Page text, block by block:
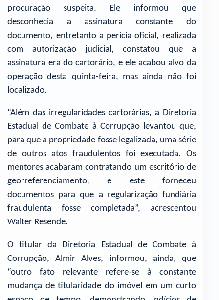
procuração suspeita. Ele informou que
desconhecia a assinatura constante do
documento, entretanto a perícia oficial, realizada
com autorização judicial, constatou que a
assinatura era do cartorário, e ele acabou alvo da
operação desta quinta-feira, mas ainda não foi
localizado.
“Além das irregularidades cartorárias, a Diretoria
Estadual de Combate à Corrupção levantou que,
para que a propriedade fosse legalizada, uma série
de outros atos fraudulentos foi executada. Os
mentores acabaram contratando um escritório de
georreferenciamento, e este forneceu
documentos para que a regularização fundiária
fraudulenta fosse completada”, acrescentou
Walter Resende.
O titular da Diretoria Estadual de Combate à
Corrupção, Almir Alves, informou, ainda, que
“outro fato relevante refere-se à constante
mudança de titularidade do imóvel em um curto